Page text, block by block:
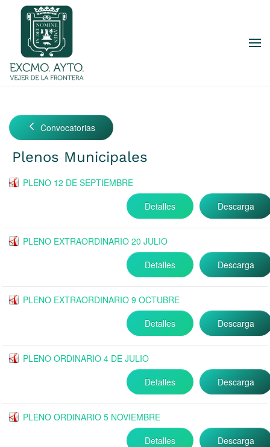
Skip to main content
Convocatorias
Plenos Municipales
PLENO 12 DE SEPTIEMBRE
Descarga
Detalles
PLENO EXTRAORDINARIO 20 JULIO
Descarga
Detalles
PLENO EXTRAORDINARIO 9 OCTUBRE
Descarga
Detalles
PLENO ORDINARIO 4 DE JULIO
Descarga
Detalles
PLENO ORDINARIO 5 NOVIEMBRE
Descarga
Detalles